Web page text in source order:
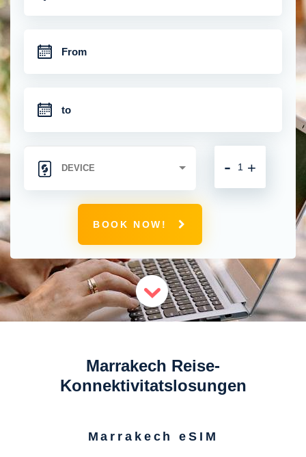
+
-
BOOK NOW!
Marrakech Reise-
Konnektivitatslosungen
Marrakech eSIM